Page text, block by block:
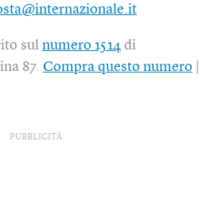
sul numero 1514 di
87. Compra questo numero
PUBBLICITÀ